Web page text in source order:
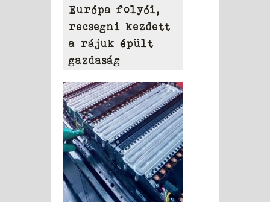
Európa folyói,
recsegni kezdett
a rájuk épült
gazdaság